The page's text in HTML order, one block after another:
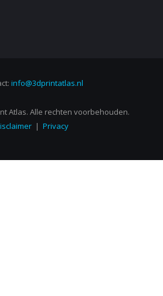
info@3dprintatlas.nl
Atlas. Alle rechten voorbehouden.
| Privacy